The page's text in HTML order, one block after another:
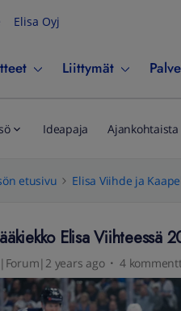
Elisa Oyj
Liittymät
Ideapaja Ajankohtaista
etusivu Elisa Viihde ja
Elisa Viihteessä
years ago 4